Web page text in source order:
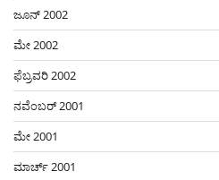
ಜೂನ್ 2002
ಮೇ 2002
ಫೆಬ್ರವರಿ 2002
ನವೆಂಬರ್ 2001
ಮೇ 2001
ಮಾರ್ಚ್ 2001